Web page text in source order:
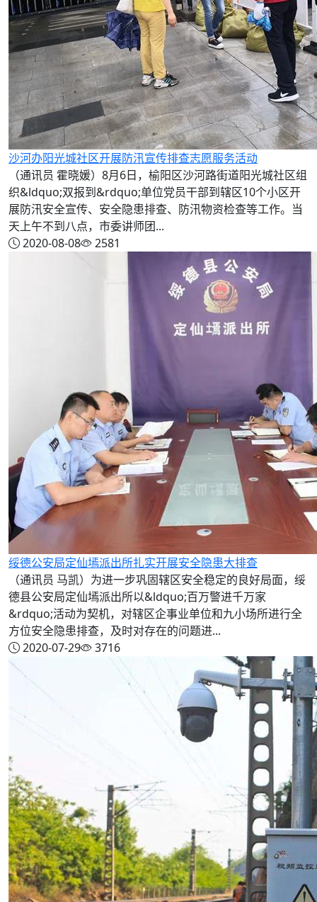
沙河办阳光城社区开展防汛宣传排查志愿服务活动
（通讯员 霍晓媛）8月6日，榆阳区沙河路街道阳光城社区组
织&ldquo;双报到&rdquo;单位党员干部到辖区10个小区开
展防汛安全宣传、安全隐患排查、防汛物资检查等工作。当
天上午不到八点，市委讲师团...
2020-08-08
2581
绥德公安局定仙墕派出所扎实开展安全隐患大排查
（通讯员 马凯）为进一步巩固辖区安全稳定的良好局面，绥
德县公安局定仙墕派出所以&ldquo;百万警进千万家
&rdquo;活动为契机，对辖区企事业单位和九小场所进行全
方位安全隐患排查，及时对存在的问题进...
2020-07-29
3716